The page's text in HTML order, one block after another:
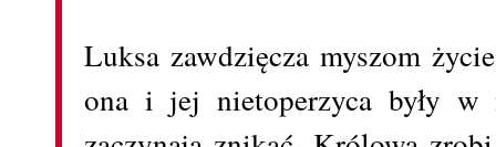
Luksa zawdzięcza myszom
ona i jej nietoperzyca były w